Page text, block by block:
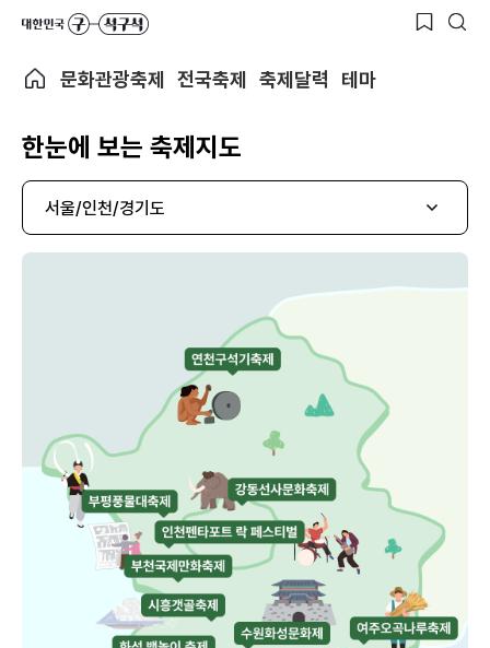
문화관광축제 전국축제 축제달력 테마
한눈에 보는 축제지도
서울/인천/경기도